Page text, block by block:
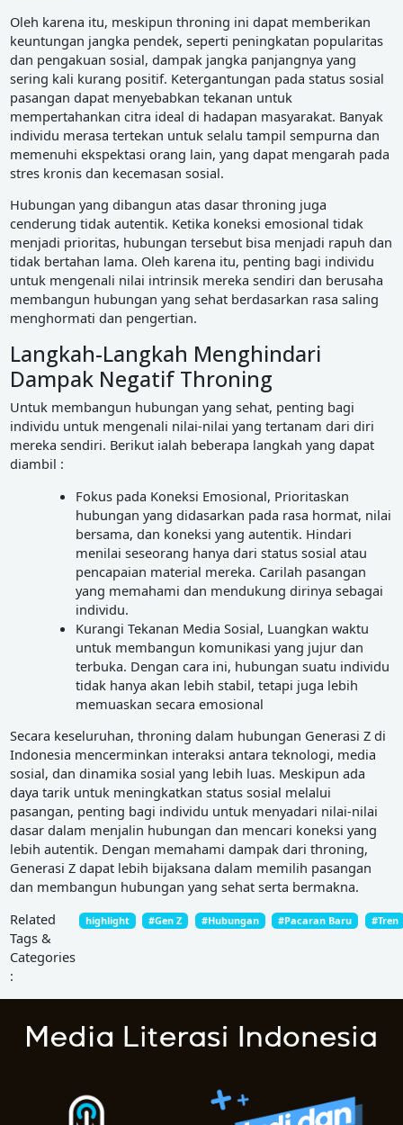
Oleh karena itu, meskipun throning ini dapat memberikan
keuntungan jangka pendek, seperti peningkatan popularitas
dan pengakuan sosial, dampak jangka panjangnya yang
sering kali kurang positif. Ketergantungan pada status sosial
pasangan dapat menyebabkan tekanan untuk
mempertahankan citra ideal di hadapan masyarakat. Banyak
individu merasa tertekan untuk selalu tampil sempurna dan
memenuhi ekspektasi orang lain, yang dapat mengarah pada
stres kronis dan kecemasan sosial.
Hubungan yang dibangun atas dasar throning juga
cenderung tidak autentik. Ketika koneksi emosional tidak
menjadi prioritas, hubungan tersebut bisa menjadi rapuh dan
tidak bertahan lama. Oleh karena itu, penting bagi individu
untuk mengenali nilai intrinsik mereka sendiri dan berusaha
membangun hubungan yang sehat berdasarkan rasa saling
menghormati dan pengertian.
Langkah-Langkah Menghindari
Dampak Negatif Throning
Untuk membangun hubungan yang sehat, penting bagi
individu untuk mengenali nilai-nilai yang tertanam dari diri
mereka sendiri. Berikut ialah beberapa langkah yang dapat
diambil :
Fokus pada Koneksi Emosional, Prioritaskan
hubungan yang didasarkan pada rasa hormat, nilai
bersama, dan koneksi yang autentik. Hindari
menilai seseorang hanya dari status sosial atau
pencapaian material mereka. Carilah pasangan
yang memahami dan mendukung dirinya sebagai
individu.
Kurangi Tekanan Media Sosial, Luangkan waktu
untuk membangun komunikasi yang jujur dan
terbuka. Dengan cara ini, hubungan suatu individu
tidak hanya akan lebih stabil, tetapi juga lebih
memuaskan secara emosional
Secara keseluruhan, throning dalam hubungan Generasi Z di
Indonesia mencerminkan interaksi antara teknologi, media
sosial, dan dinamika sosial yang lebih luas. Meskipun ada
daya tarik untuk meningkatkan status sosial melalui
pasangan, penting bagi individu untuk menyadari nilai-nilai
dasar dalam menjalin hubungan dan mencari koneksi yang
lebih autentik. Dengan memahami dampak dari throning,
Generasi Z dapat lebih bijaksana dalam memilih pasangan
dan membangun hubungan yang sehat serta bermakna.
Related
Tags &
Categories
:
highlight #Gen Z #Hubungan #Pacaran Baru #Tren